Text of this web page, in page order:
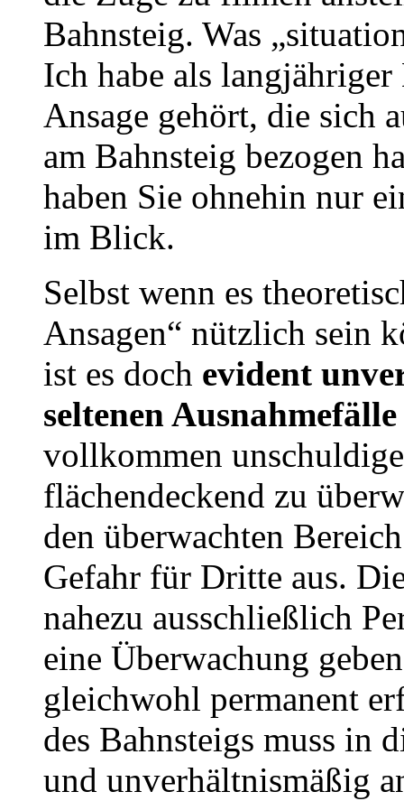
Bahnsteig. Was
Ich habe als
Ansage gehört, die sich
am Bahnsteig bezogen
haben Sie ohnehin nur
im Blick.
Selbst wenn es
Ansagen“ nützlich sein
ist es doch evident
seltenen Ausnahmefälle
vollkommen
flächendeckend zu
den überwachten
Gefahr für Dritte aus.
nahezu ausschließlich
eine Überwachung
gleichwohl permanent
des Bahnsteigs muss in
und unverhältnismäßig